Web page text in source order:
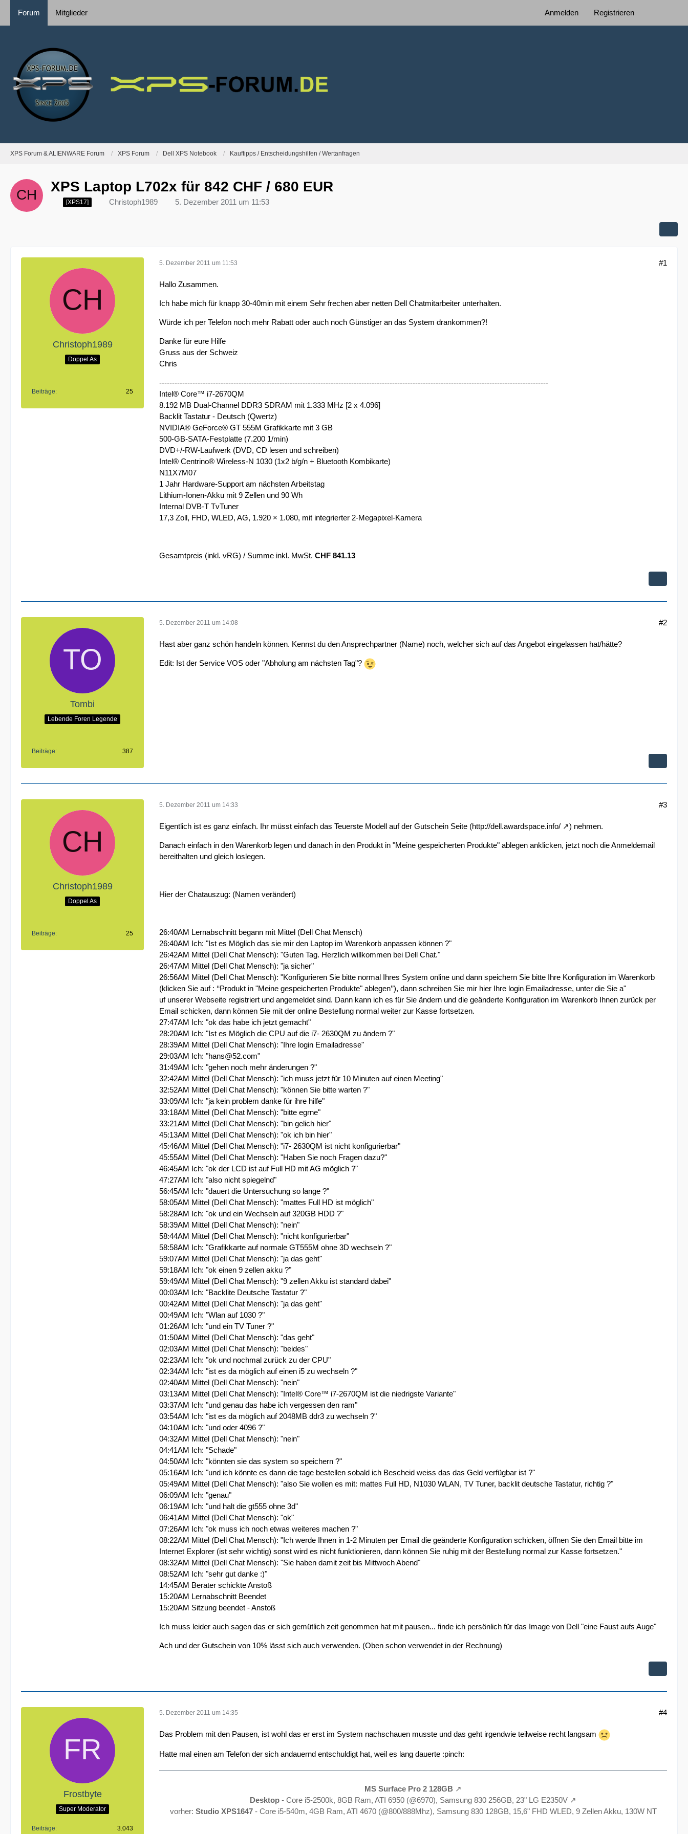
Forum Mitglieder Anmelden Registrieren
XPS Forum & ALIENWARE Forum XPS Forum Dell XPS Notebook Kauftipps / Entscheidungshilfen / Wertanfragen
XPS Laptop L702x für 842 CHF / 680 EUR
[XPS17] Christoph1989 5. Dezember 2011 um 11:53
Christoph1989
Doppel As
Beiträge 25
5. Dezember 2011 um 11:53 #1
Hallo Zusammen.
Ich habe mich für knapp 30-40min mit einem Sehr frechen aber netten Dell Chatmitarbeiter unterhalten.
Würde ich per Telefon noch mehr Rabatt oder auch noch Günstiger an das System drankommen?!
Danke für eure Hilfe
Gruss aus der Schweiz
Chris
--------------------------------------------------------------------------------------------------------------------------------------------------------
Intel® Core™ i7-2670QM
8.192 MB Dual-Channel DDR3 SDRAM mit 1.333 MHz [2 x 4.096]
Backlit Tastatur - Deutsch (Qwertz)
NVIDIA® GeForce® GT 555M Grafikkarte mit 3 GB
500-GB-SATA-Festplatte (7.200 1/min)
DVD+/-RW-Laufwerk (DVD, CD lesen und schreiben)
Intel® Centrino® Wireless-N 1030 (1x2 b/g/n + Bluetooth Kombikarte)
N11X7M07
1 Jahr Hardware-Support am nächsten Arbeitstag
Lithium-Ionen-Akku mit 9 Zellen und 90 Wh
Internal DVB-T TvTuner
17,3 Zoll, FHD, WLED, AG, 1.920 × 1.080, mit integrierter 2-Megapixel-Kamera
Gesamtpreis (inkl. vRG) / Summe inkl. MwSt. CHF 841.13
Tombi
Lebende Foren Legende
Beiträge 387
5. Dezember 2011 um 14:08 #2
Hast aber ganz schön handeln können. Kennst du den Ansprechpartner (Name) noch, welcher sich auf das Angebot eingelassen hat/hätte?
Edit: Ist der Service VOS oder "Abholung am nächsten Tag"?
Christoph1989
Doppel As
Beiträge 25
5. Dezember 2011 um 14:33 #3
Eigentlich ist es ganz einfach. Ihr müsst einfach das Teuerste Modell auf der Gutschein Seite (http://dell.awardspace.info/ ) nehmen.
Danach einfach in den Warenkorb legen und danach in den Produkt in "Meine gespeicherten Produkte" ablegen anklicken, jetzt noch die Anmeldemail
bereithalten und gleich loslegen.
Hier der Chatauszug: (Namen verändert)
26:40AM Lernabschnitt begann mit Mittel (Dell Chat Mensch)
26:40AM Ich: "Ist es Möglich das sie mir den Laptop im Warenkorb anpassen können ?"
26:42AM Mittel (Dell Chat Mensch): "Guten Tag. Herzlich willkommen bei Dell Chat."
26:47AM Mittel (Dell Chat Mensch): "ja sicher"
26:56AM Mittel (Dell Chat Mensch): "Konfigurieren Sie bitte normal Ihres System online und dann speichern Sie bitte Ihre Konfiguration im Warenkorb
(klicken Sie auf : ‘‘Produkt in "Meine gespeicherten Produkte" ablegen’’), dann schreiben Sie mir hier Ihre login Emailadresse, unter die Sie a"
uf unserer Webseite registriert und angemeldet sind. Dann kann ich es für Sie ändern und die geänderte Konfiguration im Warenkorb Ihnen zurück per
Email schicken, dann können Sie mit der online Bestellung normal weiter zur Kasse fortsetzen.
27:47AM Ich: "ok das habe ich jetzt gemacht"
28:20AM Ich: "Ist es Möglich die CPU auf die i7- 2630QM zu ändern ?"
28:39AM Mittel (Dell Chat Mensch): "Ihre login Emailadresse"
29:03AM Ich: "hans@52.com"
31:49AM Ich: "gehen noch mehr änderungen ?"
32:42AM Mittel (Dell Chat Mensch): "ich muss jetzt für 10 Minuten auf einen Meeting"
32:52AM Mittel (Dell Chat Mensch): "können Sie bitte warten ?"
33:09AM Ich: "ja kein problem danke für ihre hilfe"
33:18AM Mittel (Dell Chat Mensch): "bitte egrne"
33:21AM Mittel (Dell Chat Mensch): "bin gelich hier"
45:13AM Mittel (Dell Chat Mensch): "ok ich bin hier"
45:46AM Mittel (Dell Chat Mensch): "i7- 2630QM ist nicht konfigurierbar"
45:55AM Mittel (Dell Chat Mensch): "Haben Sie noch Fragen dazu?"
46:45AM Ich: "ok der LCD ist auf Full HD mit AG möglich ?"
47:27AM Ich: "also nicht spiegelnd"
56:45AM Ich: "dauert die Untersuchung so lange ?"
58:05AM Mittel (Dell Chat Mensch): "mattes Full HD ist möglich"
58:28AM Ich: "ok und ein Wechseln auf 320GB HDD ?"
58:39AM Mittel (Dell Chat Mensch): "nein"
58:44AM Mittel (Dell Chat Mensch): "nicht konfigurierbar"
58:58AM Ich: "Grafikkarte auf normale GT555M ohne 3D wechseln ?"
59:07AM Mittel (Dell Chat Mensch): "ja das geht"
59:18AM Ich: "ok einen 9 zellen akku ?"
59:49AM Mittel (Dell Chat Mensch): "9 zellen Akku ist standard dabei"
00:03AM Ich: "Backlite Deutsche Tastatur ?"
00:42AM Mittel (Dell Chat Mensch): "ja das geht"
00:49AM Ich: "Wlan auf 1030 ?"
01:26AM Ich: "und ein TV Tuner ?"
01:50AM Mittel (Dell Chat Mensch): "das geht"
02:03AM Mittel (Dell Chat Mensch): "beides"
02:23AM Ich: "ok und nochmal zurück zu der CPU"
02:34AM Ich: "ist es da möglich auf einen i5 zu wechseln ?"
02:40AM Mittel (Dell Chat Mensch): "nein"
03:13AM Mittel (Dell Chat Mensch): "Intel® Core™ i7-2670QM ist die niedrigste Variante"
03:37AM Ich: "und genau das habe ich vergessen den ram"
03:54AM Ich: "ist es da möglich auf 2048MB ddr3 zu wechseln ?"
04:10AM Ich: "und oder 4096 ?"
04:32AM Mittel (Dell Chat Mensch): "nein"
04:41AM Ich: "Schade"
04:50AM Ich: "könnten sie das system so speichern ?"
05:16AM Ich: "und ich könnte es dann die tage bestellen sobald ich Bescheid weiss das das Geld verfügbar ist ?"
05:49AM Mittel (Dell Chat Mensch): "also Sie wollen es mit: mattes Full HD, N1030 WLAN, TV Tuner, backlit deutsche Tastatur, richtig ?"
06:09AM Ich: "genau"
06:19AM Ich: "und halt die gt555 ohne 3d"
06:41AM Mittel (Dell Chat Mensch): "ok"
07:26AM Ich: "ok muss ich noch etwas weiteres machen ?"
08:22AM Mittel (Dell Chat Mensch): "Ich werde Ihnen in 1-2 Minuten per Email die geänderte Konfiguration schicken, öffnen Sie den Email bitte im
Internet Explorer (ist sehr wichtig) sonst wird es nicht funktionieren, dann können Sie ruhig mit der Bestellung normal zur Kasse fortsetzen."
08:32AM Mittel (Dell Chat Mensch): "Sie haben damit zeit bis Mittwoch Abend"
08:52AM Ich: "sehr gut danke :)"
14:45AM Berater schickte Anstoß
15:20AM Lernabschnitt Beendet
15:20AM Sitzung beendet - Anstoß
Ich muss leider auch sagen das er sich gemütlich zeit genommen hat mit pausen... finde ich persönlich für das Image von Dell "eine Faust aufs Auge"
Ach und der Gutschein von 10% lässt sich auch verwenden. (Oben schon verwendet in der Rechnung)
Frostbyte
Super Moderator
Beiträge 3.043
5. Dezember 2011 um 14:35 #4
Das Problem mit den Pausen, ist wohl das er erst im System nachschauen musste und das geht irgendwie teilweise recht langsam
Hatte mal einen am Telefon der sich andauernd entschuldigt hat, weil es lang dauerte :pinch:
MS Surface Pro 2 128GB
Desktop - Core i5-2500k, 8GB Ram, ATI 6950 (@6970), Samsung 830 256GB, 23" LG E2350V
vorher: Studio XPS1647- Core i5-540m, 4GB Ram, ATI 4670 (@800/888Mhz), Samsung 830 128GB, 15,6" FHD WLED, 9 Zellen Akku, 130W NT